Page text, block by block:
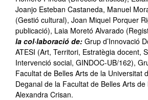
Joanjo Esteban Castaneda, Manuel
(Gestió cultural), Joan Miquel Porquer
publicació), Laia Moretó Alvarado
la col·laboració de: Grup d’Innovació
ATESI (Art, Territori, Estratègia docent,
Intervenció social, GINDOC-UB/162),
Facultat de Belles Arts de la Universitat
Deganal de la Facultat de Belles Arts
Alexandra Crisan.